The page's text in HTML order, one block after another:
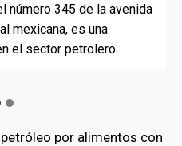
número 345 de la avenida
mexicana, es una
el sector petrolero.
número 345 de la avenida
mexicana, es una
el sector petrolero.
por alimentos con